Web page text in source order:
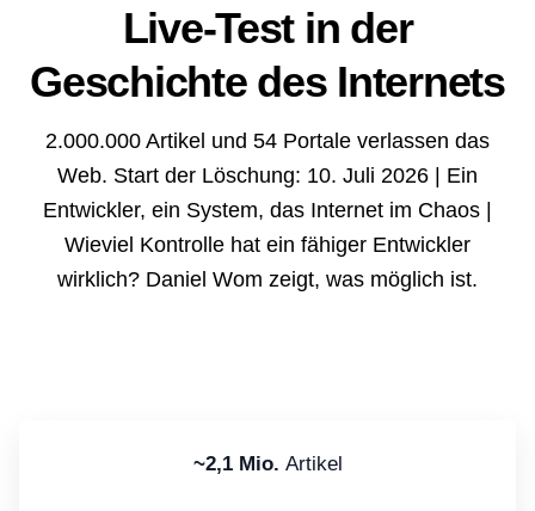
Live-Test in der
Geschichte des Internets
2.000.000 Artikel und 54 Portale verlassen das
Web. Start der Löschung: 10. Juli 2026 | Ein
Entwickler, ein System, das Internet im Chaos |
Wieviel Kontrolle hat ein fähiger Entwickler
wirklich? Daniel Wom zeigt, was möglich ist.
~2,1 Mio. Artikel